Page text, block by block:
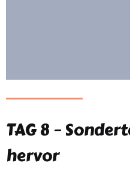
TAG 8 –
hervor